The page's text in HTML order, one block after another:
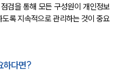
검을 통해 모든 구성원이 개인정보
록 지속적으로 관리하는 것이 중요
하다면?